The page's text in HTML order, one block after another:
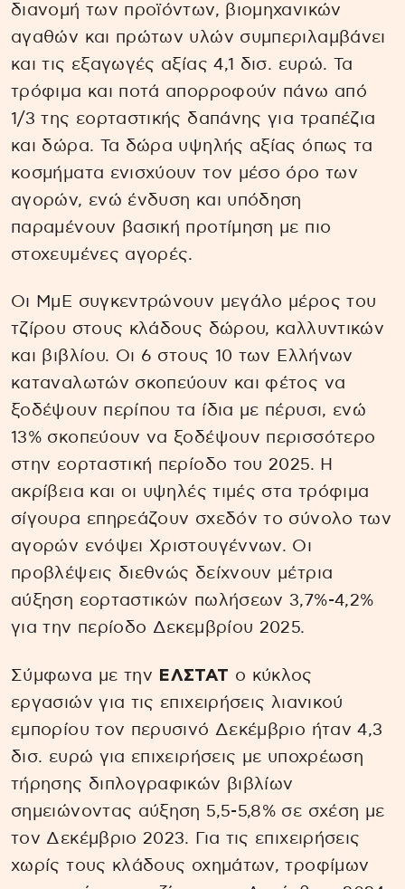
διανομή των προϊόντων, βιομηχανικών
αγαθών και πρώτων υλών συμπεριλαμβάνει
και τις εξαγωγές αξίας 4,1 δισ. ευρώ. Τα
τρόφιμα και ποτά απορροφούν πάνω από
1/3 της εορταστικής δαπάνης για τραπέζια
και δώρα. Τα δώρα υψηλής αξίας όπως τα
κοσμήματα ενισχύουν τον μέσο όρο των
αγορών, ενώ ένδυση και υπόδηση
παραμένουν βασική προτίμηση με πιο
στοχευμένες αγορές.
Οι ΜμΕ συγκεντρώνουν μεγάλο μέρος του
τζίρου στους κλάδους δώρου, καλλυντικών
και βιβλίου. Οι 6 στους 10 των Ελλήνων
καταναλωτών σκοπεύουν και φέτος να
ξοδέψουν περίπου τα ίδια με πέρυσι, ενώ
13% σκοπεύουν να ξοδέψουν περισσότερο
στην εορταστική περίοδο του 2025. Η
ακρίβεια και οι υψηλές τιμές στα τρόφιμα
σίγουρα επηρεάζουν σχεδόν το σύνολο των
αγορών ενόψει Χριστουγέννων. Οι
προβλέψεις διεθνώς δείχνουν μέτρια
αύξηση εορταστικών πωλήσεων 3,7%-4,2%
για την περίοδο Δεκεμβρίου 2025.
Σύμφωνα με την ΕΛΣΤΑΤ ο κύκλος
εργασιών για τις επιχειρήσεις λιανικού
εμπορίου τον περυσινό Δεκέμβριο ήταν 4,3
δισ. ευρώ για επιχειρήσεις με υποχρέωση
τήρησης διπλογραφικών βιβλίων
σημειώνοντας αύξηση 5,5-5,8% σε σχέση με
τον Δεκέμβριο 2023. Για τις επιχειρήσεις
χωρίς τους κλάδους οχημάτων, τροφίμων